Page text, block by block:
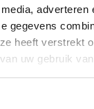
adverteren
gegevens
heeft verstrekt
uw gebruik